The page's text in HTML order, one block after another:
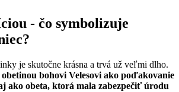
- čo symbolizuje
je skutočne krásna a trvá už veľmi dlho.
bohovi Velesovi ako poďakovanie
ako obeta, ktorá mala zabezpečiť úrodu